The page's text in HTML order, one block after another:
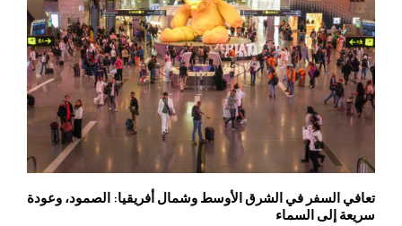
تعافي السفر في الشرق الأوسط وشمال أفريقيا: الصمود، وعودة
سريعة إلى السماء